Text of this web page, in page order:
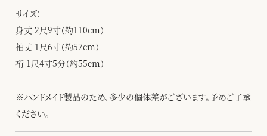
サイズ：
身丈 2尺9寸（約110cm）
袖丈 1尺6寸（約57cm）
裄 1尺4寸5分（約55cm）
※ハンドメイド製品のため、多少の個体差がございます。予めご了承
ください。